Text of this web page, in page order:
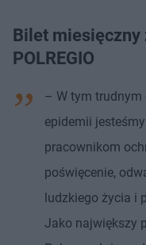
Bilet miesięczny
POLREGIO
– W tym
epidemii
pracownikom
poświęcenie,
ludzkiego życia i
Jako największy